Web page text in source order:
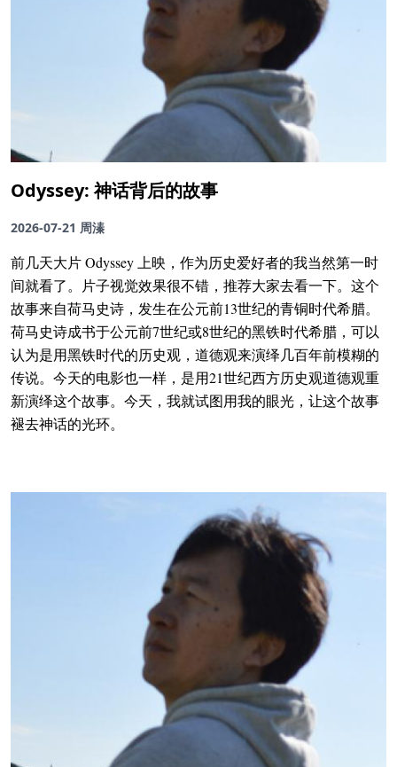
Odyssey: 神话背后的故事
2026-07-21 周溱
前几天大片 Odyssey 上映，作为历史爱好者的我当然第一时
间就看了。片子视觉效果很不错，推荐大家去看一下。这个
故事来自荷马史诗，发生在公元前13世纪的青铜时代希腊。
荷马史诗成书于公元前7世纪或8世纪的黑铁时代希腊，可以
认为是用黑铁时代的历史观，道德观来演绎几百年前模糊的
传说。今天的电影也一样，是用21世纪西方历史观道德观重
新演绎这个故事。今天，我就试图用我的眼光，让这个故事
褪去神话的光环。